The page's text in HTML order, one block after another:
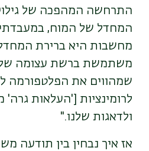
התרחשה המהפכה של
המחדל של המוח,
מחשבות היא ברירת
משתמשת ברשת עצומה של
שמהווים את הפלטפורמה
לרומינציות ['העלאות גרה'
ולדאגות שלנו."
אז איך נבחין בין תודעה